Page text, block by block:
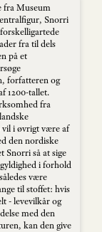
fra Museum
Snorri
fra til dels
på et
forfatteren og
1200-tallet.
fra
vil i øvrigt være af
den nordiske
Snorri så at sige
i forhold
være
til stoffet: hvis
- levevilkår og
med den
kan den give